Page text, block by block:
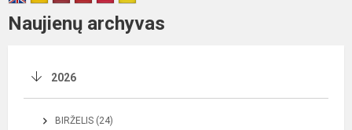
Naujienų archyvas
2026
BIRŽELIS (24)